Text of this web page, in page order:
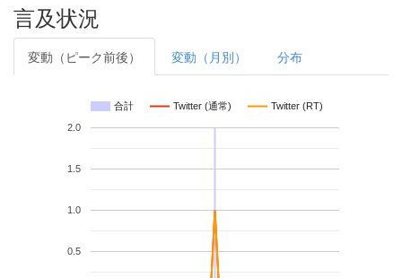
言及状況
変動（ピーク前後） 変動（月別） 分布
合計 Twitter (通常) Twitter (RT)
0.5
1.0
1.5
2.0